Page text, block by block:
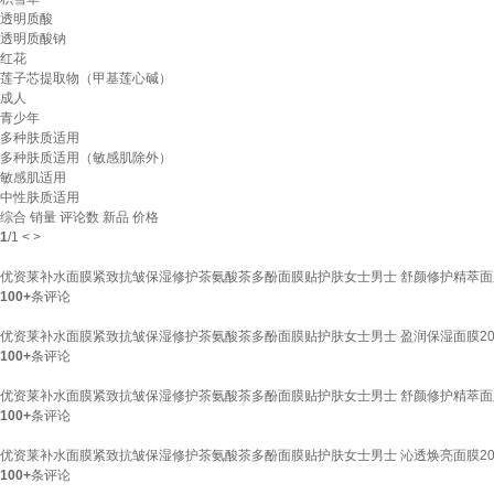
透明质酸
透明质酸钠
红花
莲子芯提取物（甲基莲心碱）
成人
青少年
多种肤质适用
多种肤质适用（敏感肌除外）
敏感肌适用
中性肤质适用
综合 销量 评论数 新品 价格
1/1 < >
优资莱补水面膜紧致抗皱保湿修护茶氨酸茶多酚面膜贴护肤女士男士 舒颜修护精萃
100+条评论
优资莱补水面膜紧致抗皱保湿修护茶氨酸茶多酚面膜贴护肤女士男士 盈润保湿面膜
100+条评论
优资莱补水面膜紧致抗皱保湿修护茶氨酸茶多酚面膜贴护肤女士男士 舒颜修护精萃
100+条评论
优资莱补水面膜紧致抗皱保湿修护茶氨酸茶多酚面膜贴护肤女士男士 沁透焕亮面膜
100+条评论